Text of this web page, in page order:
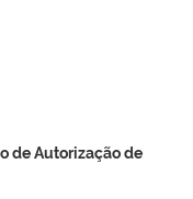
de Autorização de